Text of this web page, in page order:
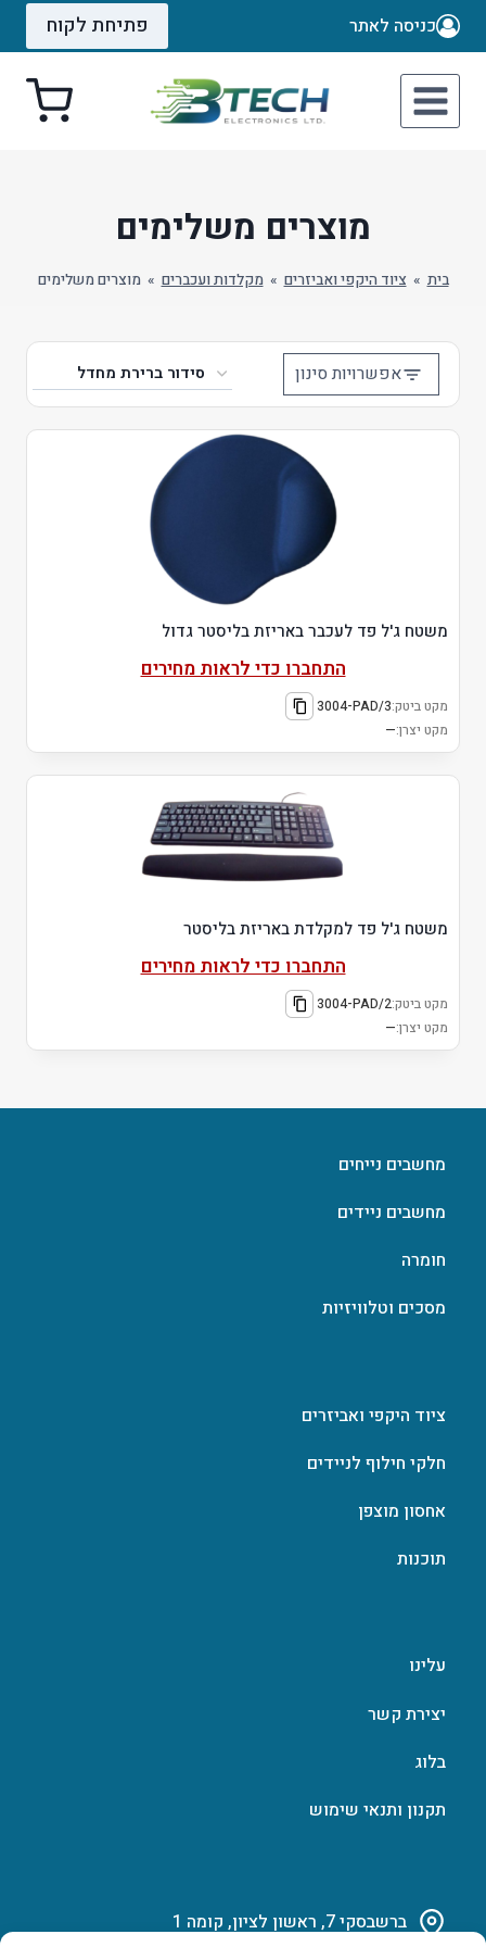
Skip
כניסה לאתר פתיחת לקוח
מוצרים משלימים
בית » ציוד היקפי ואביזרים » מקלדות ועכברים » מוצרים משלימים
אפשרויות סינון
משטח ג'ל פד לעכבר באריזת בליסטר גדול
התחברו כדי לראות מחירים
מקט ביטק:3004-PAD/3
מקט יצרן:—
משטח ג'ל פד למקלדת באריזת בליסטר
התחברו כדי לראות מחירים
מקט ביטק:3004-PAD/2
מקט יצרן:—
מחשבים נייחים
מחשבים ניידים
חומרה
מסכים וטלוויזיות
ציוד היקפי ואביזרים
חלקי חילוף לניידים
אחסון מוצפן
תוכנות
עלינו
יצירת קשר
בלוג
תקנון ותנאי שימוש
ברשבסקי 7, ראשון לציון, קומה 1